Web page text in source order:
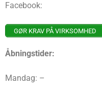
Facebook:
GØR KRAV PÅ VIRKSOMHED
Åbningstider:
Mandag: –